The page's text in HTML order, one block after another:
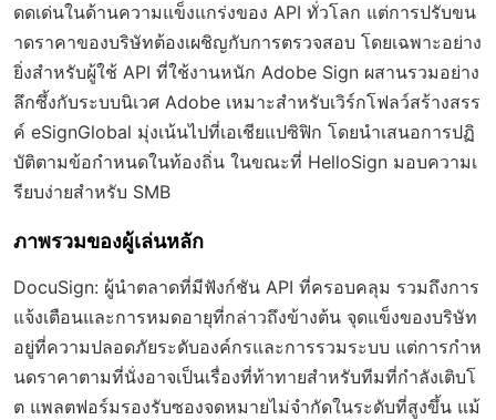
ดดเด่นในด้านความแข็งแกร่งของ API ทั่วโลก แต่การปรับขน
าดราคาของบริษัทต้องเผชิญกับการตรวจสอบ โดยเฉพาะอย่าง
ยิ่งสำหรับผู้ใช้ API ที่ใช้งานหนัก Adobe Sign ผสานรวมอย่าง
ลึกซึ้งกับระบบนิเวศ Adobe เหมาะสำหรับเวิร์กโฟลว์สร้างสรร
ค์ eSignGlobal มุ่งเน้นไปที่เอเชียแปซิฟิก โดยนำเสนอการปฏิ
บัติตามข้อกำหนดในท้องถิ่น ในขณะที่ HelloSign มอบความเ
รียบง่ายสำหรับ SMB
ภาพรวมของผู้เล่นหลัก
DocuSign: ผู้นำตลาดที่มีฟังก์ชัน API ที่ครอบคลุม รวมถึงการ
แจ้งเตือนและการหมดอายุที่กล่าวถึงข้างต้น จุดแข็งของบริษัท
อยู่ที่ความปลอดภัยระดับองค์กรและการรวมระบบ แต่การกำห
นดราคาตามที่นั่งอาจเป็นเรื่องที่ท้าทายสำหรับทีมที่กำลังเติบโ
ต แพลตฟอร์มรองรับซองจดหมายไม่จำกัดในระดับที่สูงขึ้น แม้